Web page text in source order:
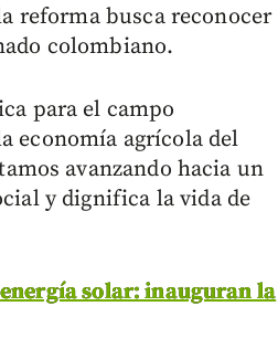
reforma busca reconocer
colombiano.
para el campo
economía agrícola del
avanzando hacia un
y dignifica la vida de
solar: inauguran la